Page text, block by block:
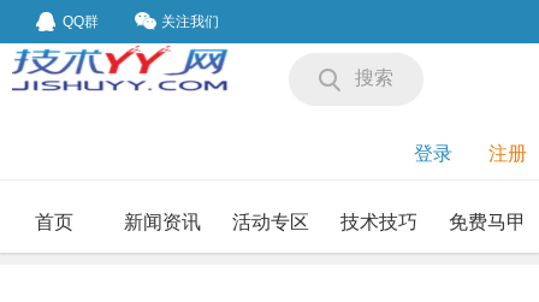
QQ群 关注我们
搜索
登录 注册
首页 新闻资讯 活动专区 技术技巧 免费马甲